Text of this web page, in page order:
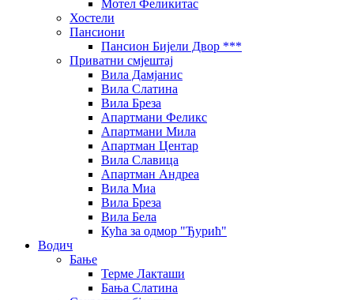
Мотел Феликитас
Хостели
Пансиони
Пансион Бијели Двор ***
Приватни смјештај
Вила Дамјанис
Вила Слатина
Вила Бреза
Апартмани Феликс
Апартмани Мила
Апартман Центар
Вила Славица
Апартман Андреа
Вила Миа
Вила Бреза
Вила Бела
Кућа за одмор "Ђурић"
Водич
Бање
Терме Лакташи
Бања Слатина